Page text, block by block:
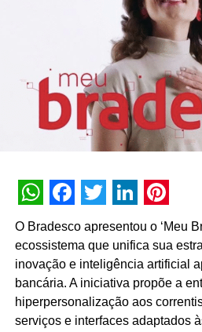
Coca-Cola celebra 80 anos
cerca de R$ 200 milhões
no pequeno varejo
WhatsApp
Facebook
Twitter
O Bradesco apresentou o ‘Meu
ecossistema que unifica sua
inovação e inteligência artificial
bancária. A iniciativa propõe a
hiperpersonalização aos
serviços e interfaces adaptados